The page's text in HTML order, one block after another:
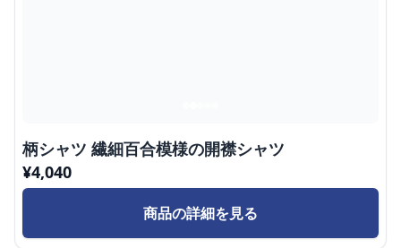
柄シャツ 繊細百合模様の開襟シャツ
¥4,040
商品の詳細を見る